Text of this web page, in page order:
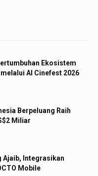
Ekosistem
AI Cinefest 2026
Berpeluang Raih
Miliar
Ajaib, Integrasikan
Mobile